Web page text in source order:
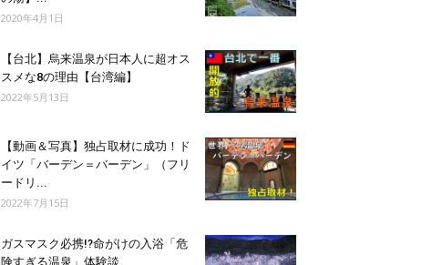
2020年4月1日
【台北】烏来温泉が日本人に超オス
スメな8の理由【台湾編】
2022年5月13日
【動画＆写真】独占取材に成功！ド
イツ「バーデン＝バーデン」（フリ
ードリ...
2022年7月15日
ガスマスク必携!?命がけの入浴「危
険すぎる温泉」体験談